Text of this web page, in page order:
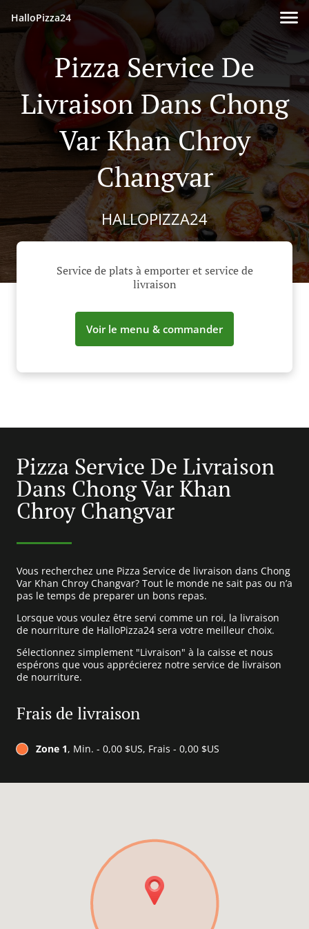
HalloPizza24
Pizza Service De
Livraison Dans Chong
Var Khan Chroy
Changvar
HALLOPIZZA24
Service de plats à emporter et service de
livraison
Voir le menu & commander
Pizza Service De Livraison
Dans Chong Var Khan
Chroy Changvar
Vous recherchez une Pizza Service de livraison dans Chong
Var Khan Chroy Changvar? Tout le monde ne sait pas ou n’a
pas le temps de preparer un bons repas.
Lorsque vous voulez être servi comme un roi, la livraison
de nourriture de HalloPizza24 sera votre meilleur choix.
Sélectionnez simplement "Livraison" à la caisse et nous
espérons que vous apprécierez notre service de livraison
de nourriture.
Frais de livraison
Zone 1, Min. - 0,00 $US, Frais - 0,00 $US